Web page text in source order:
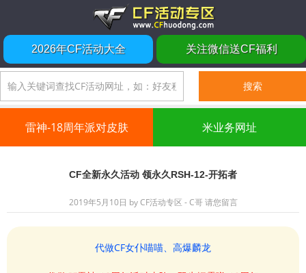
2026年CF活动大全 关注微信送CF福利
雷神-18周年派对皮肤 米业务网址
CF全新永久活动 领永久RSH-12-开拓者
2019年5月10日 byCF活动专区 - C哥 请您留言
代做CF女仆喵喵、高爆麟龙